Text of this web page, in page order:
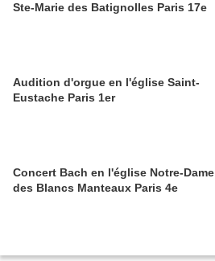
Ste-Marie des Batignolles Paris 17e
Audition d'orgue en l'église Saint-
Eustache Paris 1er
Concert Bach en l'église Notre-Dame
des Blancs Manteaux Paris 4e